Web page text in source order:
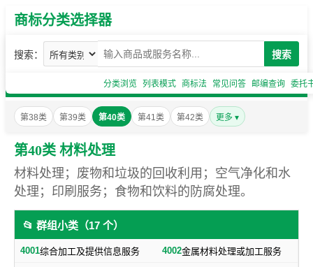
商标分类选择器
搜索： 搜索
分类浏览 列表模式 商标法 常见问答 邮编查询 委托
第38类 第39类 第40类 第41类 第42类 更多 ▾
第40类 材料处理
材料处理；废物和垃圾的回收利用；空气净化和水
处理；印刷服务；食物和饮料的防腐处理。
📂 群组小类（17 个）
4001综合加工及提供信息服务 4002金属材料处理或加工服务